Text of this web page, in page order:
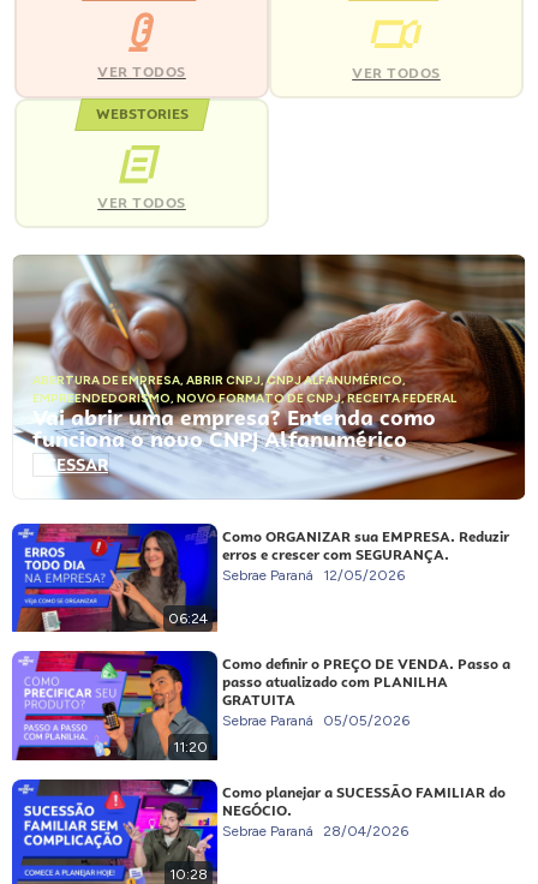
VER TODOS VER TODOS
WEBSTORIES
VER TODOS
ABERTURA DE EMPRESA, ABRIR CNPJ,CNPJ ALFANUMÉRICO,
EMPREENDEDORISMO, NOVO FORMATO DE CNPJ,RECEITA FEDERAL
Vai abrir uma empresa? Entenda como
funciona o novo CNPJ Alfanumérico
ACESSAR
06:24
Como ORGANIZAR sua EMPRESA. Reduzir
erros e crescer com SEGURANÇA.
Sebrae Paraná 12/05/2026
11:20
Como definir o PREÇO DE VENDA. Passo a
passo atualizado com PLANILHA
GRATUITA
Sebrae Paraná 05/05/2026
10:28
Como planejar a SUCESSÃO FAMILIAR do
NEGÓCIO.
Sebrae Paraná 28/04/2026